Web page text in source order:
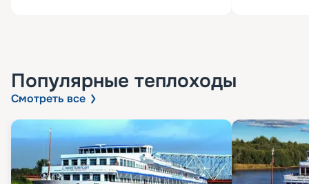
Популярные теплоходы
Смотреть все